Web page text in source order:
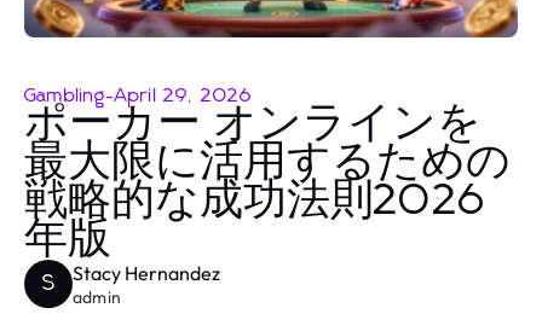
Gambling-April 29, 2026
ポーカー オンラインを
最大限に活用するための
戦略的な成功法則2026
年版
S Stacy Hernandez
admin